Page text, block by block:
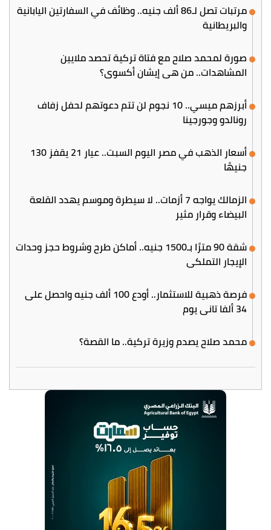
مرتبات تصل لـ86 ألف جنيه.. وظائف في السفارتين اليابانية
والبريطانية
صورة لمحمد صلاح مع فتاة تركية تحصد ملايين
المشاهدات.. من هي إيشان أكسوي؟
أبرزهم ميسي.. 10 نجوم لن تتم دعوتهم لحفل زفاف
رونالدو وجورجينا
أسعار الذهب في مصر اليوم السبت.. عيار 21 يقفز 130
جنيهًا
الزمالك يواجه 7 أزمات.. لا سيطرة وموسم يهدد القلعة
البيضاء وقرار مثير
شقة 90 مترًا بـ1500 جنيه.. أماكن طرح وشروط حجز وحدات
الإيجار التملكي
فرصة ذهبية للاستثمار.. أودع 100 ألف جنيه واحصل على
34 ألفا تاني يوم
محمد صلاح يصدم وزيرة تركية.. ما القصة؟